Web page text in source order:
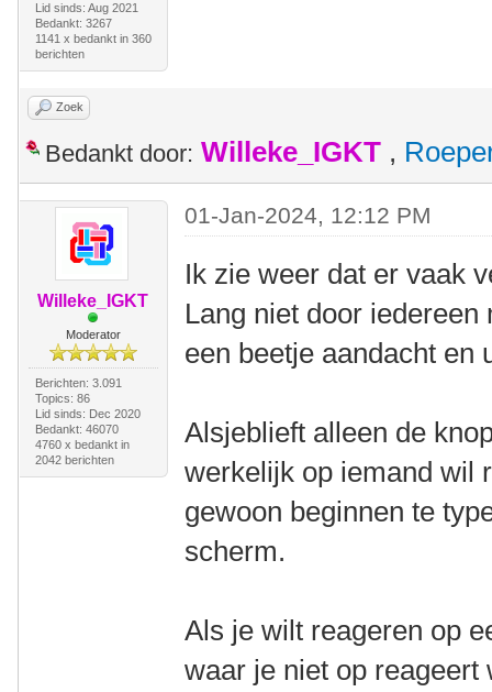
Lid sinds: Aug 2021
Bedankt: 3267
1141 x bedankt in 360
berichten
Zoek
Bedankt door: Willeke_IGKT ,
Willeke_IGKT
Moderator
Berichten: 3.091
Topics: 86
Lid sinds: Dec 2020
Bedankt: 46070
4760 x bedankt in
2042 berichten
01-Jan-2024, 12:12 PM
Ik zie weer dat er vaak
Lang niet door
een beetje aandacht en
Alsjeblieft alleen de
werkelijk op iemand wil
gewoon beginnen te
scherm.
Als je wilt reageren op
waar je niet op reageert